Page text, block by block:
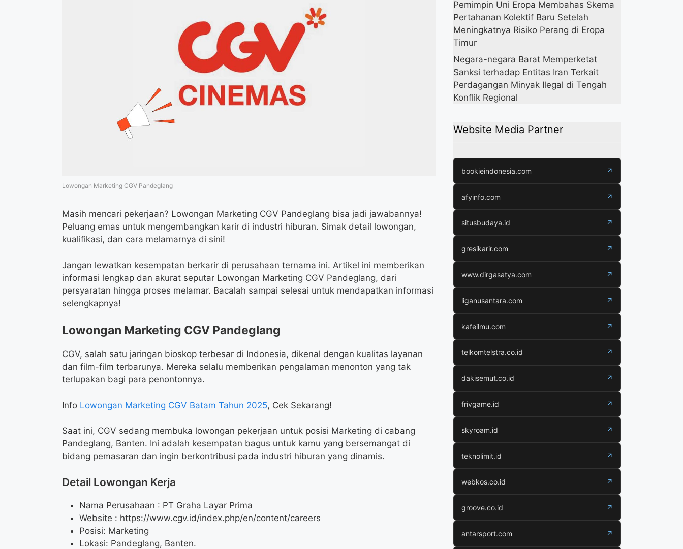
Lowongan Marketing CGV Pandeglang
Masih mencari pekerjaan? Lowongan Marketing CGV Pandeglang bisa jadi jawabannya!
Peluang emas untuk mengembangkan karir di industri hiburan. Simak detail lowongan,
kualifikasi, dan cara melamarnya di sini!
Jangan lewatkan kesempatan berkarir di perusahaan ternama ini. Artikel ini memberikan
informasi lengkap dan akurat seputar Lowongan Marketing CGV Pandeglang, dari
persyaratan hingga proses melamar. Bacalah sampai selesai untuk mendapatkan informasi
selengkapnya!
Lowongan Marketing CGV Pandeglang
CGV, salah satu jaringan bioskop terbesar di Indonesia, dikenal dengan kualitas layanan
dan film-film terbarunya. Mereka selalu memberikan pengalaman menonton yang tak
terlupakan bagi para penontonnya.
Info Lowongan Marketing CGV Batam Tahun 2025, Cek Sekarang!
Saat ini, CGV sedang membuka lowongan pekerjaan untuk posisi Marketing di cabang
Pandeglang, Banten. Ini adalah kesempatan bagus untuk kamu yang bersemangat di
bidang pemasaran dan ingin berkontribusi pada industri hiburan yang dinamis.
Detail Lowongan Kerja
Nama Perusahaan : PT Graha Layar Prima
Website : https://www.cgv.id/index.php/en/content/careers
Posisi: Marketing
Lokasi: Pandeglang, Banten.
Pemimpin Uni Eropa Membahas Skema
Pertahanan Kolektif Baru Setelah
Meningkatnya Risiko Perang di Eropa
Timur
Negara-negara Barat Memperketat
Sanksi terhadap Entitas Iran Terkait
Perdagangan Minyak Ilegal di Tengah
Konflik Regional
Website Media Partner
bookieindonesia.com ↗
afyinfo.com ↗
situsbudaya.id ↗
gresikarir.com ↗
www.dirgasatya.com ↗
liganusantara.com ↗
kafeilmu.com ↗
telkomtelstra.co.id ↗
dakisemut.co.id ↗
frivgame.id ↗
skyroam.id ↗
teknolimit.id ↗
webkos.co.id ↗
groove.co.id ↗
antarsport.com ↗